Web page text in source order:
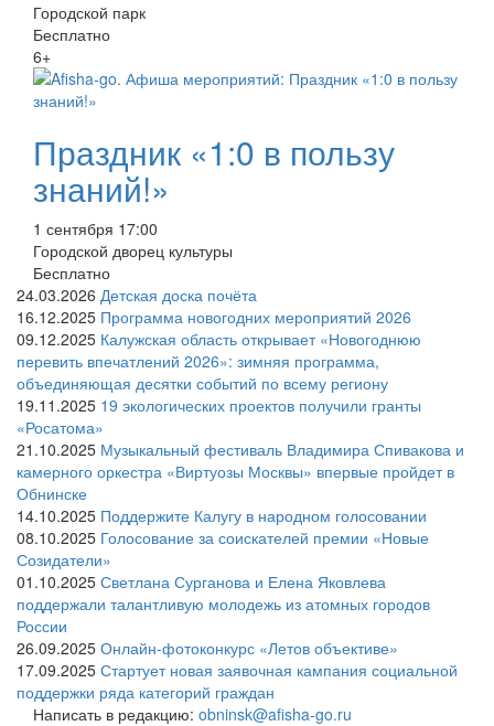
Городской парк
Бесплатно
6+
Праздник «1:0 в пользу
знаний!»
1 сентября 17:00
Городской дворец культуры
Бесплатно
24.03.2026 Детская доска почёта
16.12.2025 Программа новогодних мероприятий 2026
09.12.2025 Калужская область открывает «Новогоднюю
перевить впечатлений 2026»: зимняя программа,
объединяющая десятки событий по всему региону
19.11.2025 19 экологических проектов получили гранты
«Росатома»
21.10.2025 Музыкальный фестиваль Владимира Спивакова и
камерного оркестра «Виртуозы Москвы» впервые пройдет в
Обнинске
14.10.2025 Поддержите Калугу в народном голосовании
08.10.2025 Голосование за соискателей премии «Новые
Созидатели»
01.10.2025 Светлана Сурганова и Елена Яковлева
поддержали талантливую молодежь из атомных городов
России
26.09.2025 Онлайн-фотоконкурс «Летов объективе»
17.09.2025 Стартует новая заявочная кампания социальной
поддержки ряда категорий граждан
Написать в редакцию: obninsk@afisha-go.ru